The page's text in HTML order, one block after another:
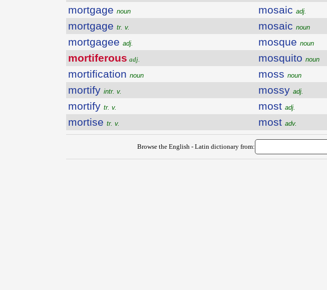
mortgage noun
mortgage tr. v.
mortgagee adj.
mortiferous adj.
mortification noun
mortify intr. v.
mortify tr. v.
mortise tr. v.
mosaic adj.
mosaic noun
mosque noun
mosquito noun
moss noun
mossy adj.
most adj.
most adv.
Browse the English - Latin dictionary from: